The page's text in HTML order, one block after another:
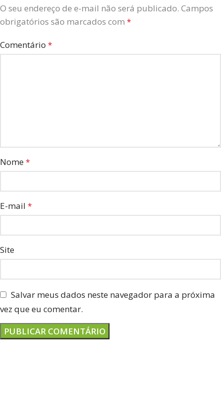
O seu endereço de e-mail não será publicado. Campos
obrigatórios são marcados com *
Comentário *
Nome*
E-mail *
Site
Salvar meus dados neste navegador para a próxima
vez que eu comentar.